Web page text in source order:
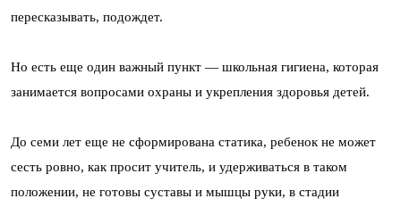
пересказывать, подождет.
Но есть еще один важный пункт — школьная гигиена, которая
занимается вопросами охраны и укрепления здоровья детей.
До семи лет еще не сформирована статика, ребенок не может
сесть ровно, как просит учитель, и удерживаться в таком
положении, не готовы суставы и мышцы руки, в стадии